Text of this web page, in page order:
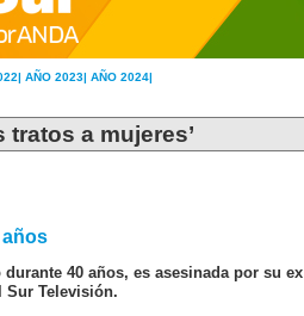
AÑO 2023| AÑO 2024|
a mujeres’
40 años, es asesinada por su ex
Sur Televisión.